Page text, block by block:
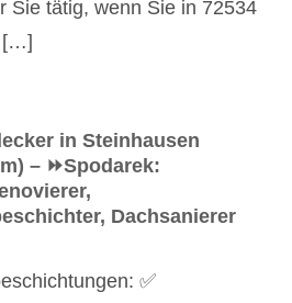
Sie tätig, wenn Sie in 72534
[…]
in Steinhausen
– ⏩Spodarek:
Dachsanierer
✅